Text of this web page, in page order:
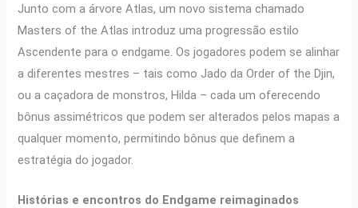
Junto com a árvore Atlas, um novo sistema chamado
Masters of the Atlas introduz uma progressão estilo
Ascendente para o endgame. Os jogadores podem se alinhar
a diferentes mestres – tais como Jado da Order of the Djin,
ou a caçadora de monstros, Hilda – cada um oferecendo
bônus assimétricos que podem ser alterados pelos mapas a
qualquer momento, permitindo bônus que definem a
estratégia do jogador.
Histórias e encontros do Endgame reimaginados